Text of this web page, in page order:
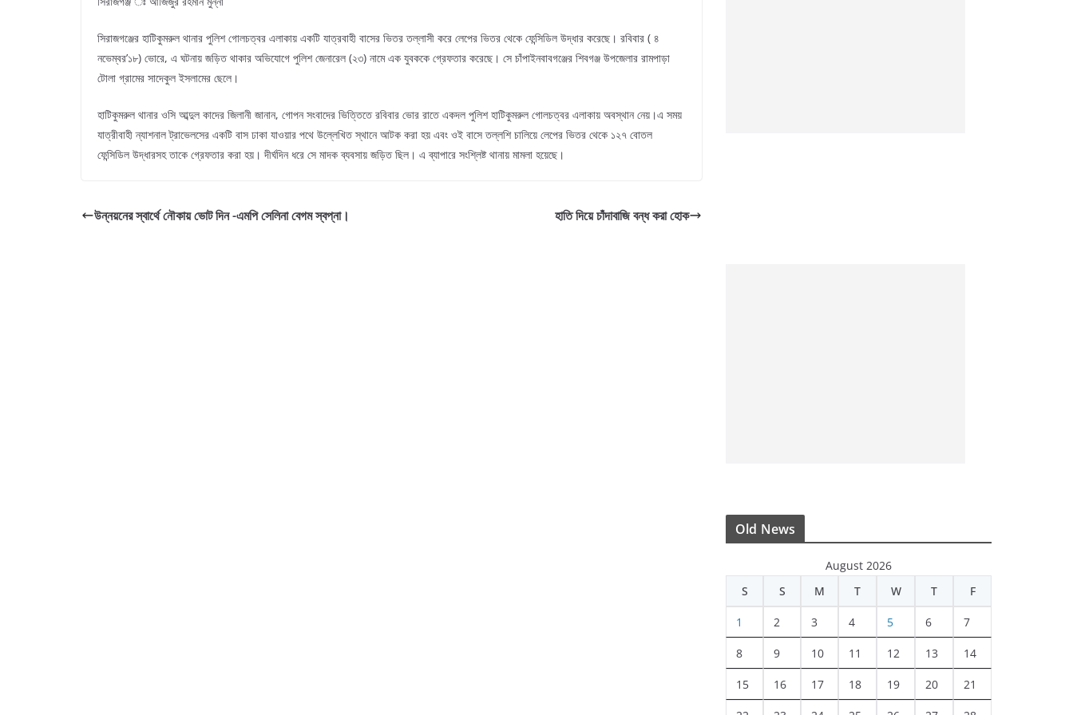
সিরাজগঞ্জের হাটিকুমরুল থানার পুলিশ গোলচত্বর এলাকায় একটি যাত্রবাহী বাসের ভিতর তল্লাসী করে লেপের ভিতর থেকে ফেন্সিডিল উদ্ধার করেছে। রবিবার ( ৪
নভেম্বর’১৮) ভোরে, এ ঘটনায় জড়িত থাকার অভিযোগে পুলিশ জেনারেল (২৩) নামে এক যুবককে গ্রেফতার করেছে। সে চাঁপাইনবাবগঞ্জের শিবগঞ্জ উপজেলার রামপাড়া
টোলা গ্রামের সাদেকুল ইসলামের ছেলে।
হাটিকুমরুল থানার ওসি আব্দুল কাদের জিলানী জানান, গোপন সংবাদের ভিত্তিতে রবিবার ভোর রাতে একদল পুলিশ হাটিকুমরুল গোলচত্বর এলাকায় অবস্থান নেয়।এ সময়
যাত্রীবাহী ন্যাশনাল ট্রাভেলসের একটি বাস ঢাকা যাওয়ার পথে উল্লেখিত স্থানে আটক করা হয় এবং ওই বাসে তল্লশি চালিয়ে লেপের ভিতর থেকে ১২৭ বোতল
ফেন্সিডিল উদ্ধারসহ তাকে গ্রেফতার করা হয়। দীর্ঘদিন ধরে সে মাদক ব্যবসায় জড়িত ছিল। এ ব্যাপারে সংশ্লিষ্ট থানায় মামলা হয়েছে।
উন্নয়নের স্বার্থে নৌকায় ভোট দিন -এমপি সেলিনা বেগম স্বপ্না। হাতি দিয়ে চাঁদাবাজি বন্ধ করা হোক
Old News
August 2026
S
S M T W T F
1 2 3 4 5 6 7
8 9 10 11 12 13 14
15 16 17 18 19 20 21